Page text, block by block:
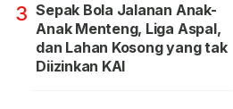
3 Sepak Bola Jalanan Anak-
Anak Menteng, Liga Aspal,
dan Lahan Kosong yang tak
Diizinkan KAI